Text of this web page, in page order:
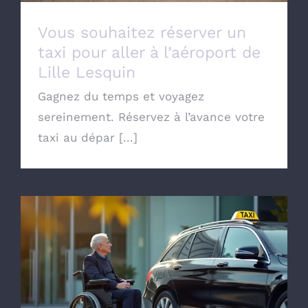
Vous souhaitez réserver un
taxi pour aller à l’aéroport de
Lille Lesquin
Gagnez du temps et voyagez
sereinement. Réservez à l’avance votre
taxi au dépar [...]
Commander un taxi conventionné avec la
CPAM de Lille pour transport Médical